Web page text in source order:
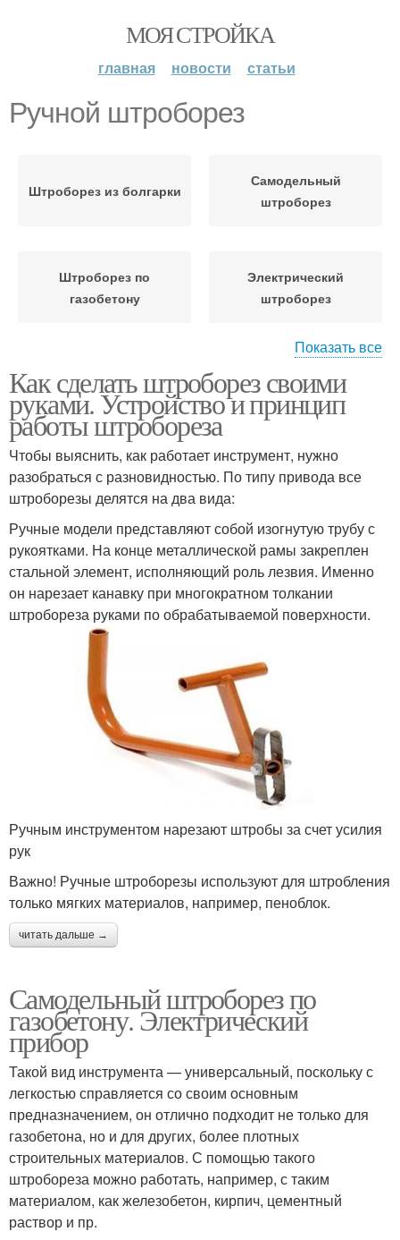
МОЯ СТРОЙКА
главная новости статьи
Ручной штроборез
Штроборез из болгарки
Самодельный
штроборез
Штроборез по
газобетону
Электрический
штроборез
газобетона
штукатурки
Штроборез по бетону Кожух для штробореза
Штроборез на болгарку Ручной инструмент
Ручные штроборезы
Штроборезы для
Штроборез для
газоблока
Показать все
Как сделать штроборез своими
руками. Устройство и принцип
работы штробореза
Чтобы выяснить, как работает инструмент, нужно
разобраться с разновидностью. По типу привода все
штроборезы делятся на два вида:
Ручные модели представляют собой изогнутую трубу с
рукоятками. На конце металлической рамы закреплен
стальной элемент, исполняющий роль лезвия. Именно
он нарезает канавку при многократном толкании
штробореза руками по обрабатываемой поверхности.
Ручным инструментом нарезают штробы за счет усилия
рук
Важно! Ручные штроборезы используют для штробления
только мягких материалов, например, пеноблок.
читать дальше →
Самодельный штроборез по
газобетону. Электрический
прибор
Такой вид инструмента — универсальный, поскольку с
легкостью справляется со своим основным
предназначением, он отлично подходит не только для
газобетона, но и для других, более плотных
строительных материалов. С помощью такого
штробореза можно работать, например, с таким
материалом, как железобетон, кирпич, цементный
раствор и пр.